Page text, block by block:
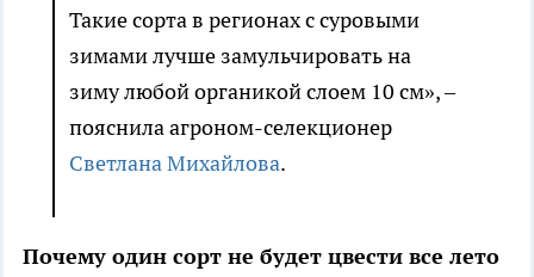
Такие сорта в регионах с суровыми
зимами лучше замульчировать на
зиму любой органикой слоем 10 см», –
пояснила агроном-селекционер
Светлана Михайлова.
Почему один сорт не будет цвести все лето